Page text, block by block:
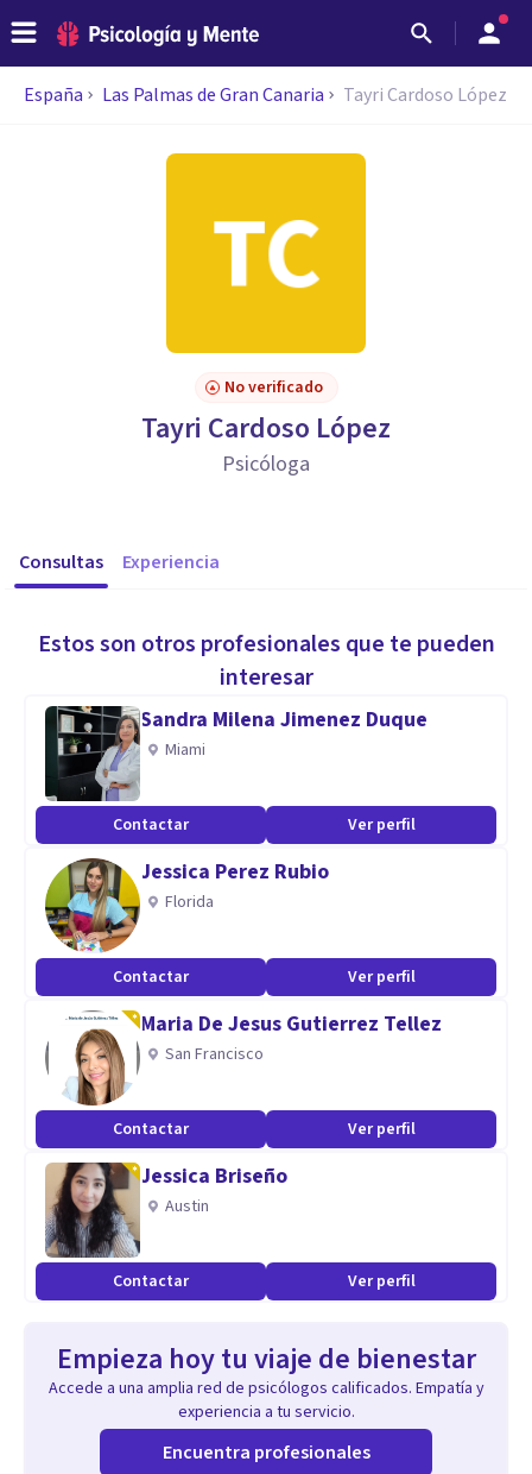
España Las Palmas de Gran Canaria Tayri Cardoso López
No verificado
Tayri Cardoso López
Psicóloga
Consultas Experiencia
Estos son otros profesionales que te pueden
interesar
Sandra Milena Jimenez Duque
Miami
Contactar Ver perfil
Jessica Perez Rubio
Florida
Contactar Ver perfil
Maria De Jesus Gutierrez Tellez
San Francisco
Contactar Ver perfil
Jessica Briseño
Austin
Contactar Ver perfil
Empieza hoy tu viaje de bienestar
Accede a una amplia red de psicólogos calificados. Empatía y
experiencia a tu servicio.
Encuentra profesionales